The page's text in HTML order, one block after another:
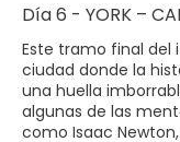
Día 6 - YORK –
Este tramo final del
ciudad donde la
una huella
algunas de las
como Isaac